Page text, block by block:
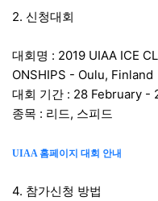
2. 신청대회
대회명 : 2019 UIAA ICE
ONSHIPS - Oulu, Finland
대회 기간 : 28 February -
종목 : 리드, 스피드
UIAA 홈페이지 대회 안내
4. 참가신청 방법